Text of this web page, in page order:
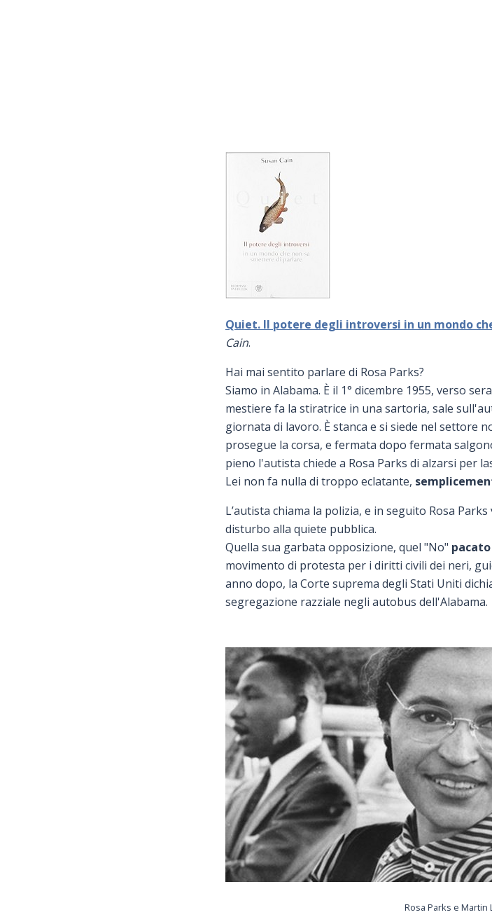
Quiet. Il potere degli introversi in un mondo
Cain.
Hai mai sentito parlare di Rosa Parks?
Siamo in Alabama. È il 1° dicembre 1955, verso
mestiere fa la stiratrice in una sartoria, sale
giornata di lavoro. È stanca e si siede nel settore
prosegue la corsa, e fermata dopo fermata
pieno l'autista chiede a Rosa Parks di alzarsi per
Lei non fa nulla di troppo eclatante,
L’autista chiama la polizia, e in seguito Rosa
disturbo alla quiete pubblica.
Quella sua garbata opposizione, quel "No"
movimento di protesta per i diritti civili dei neri,
anno dopo, la Corte suprema degli Stati Uniti
segregazione razziale negli autobus dell'Alabama.
Rosa Parks e Martin